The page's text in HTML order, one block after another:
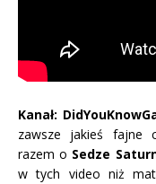
Kanał:
zawsze jakieś fajne
razem o Sedze
w tych video niż